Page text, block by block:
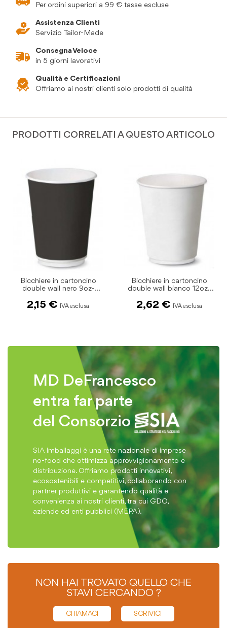
Per ordini superiori a 99 € tasse escluse
Assistenza Clienti
Servizio Tailor-Made
Consegna Veloce
in 5 giorni lavorativi
Qualità e Certificazioni
Offriamo ai nostri clienti solo prodotti di qualità
PRODOTTI CORRELATI A QUESTO ARTICOLO
Bicchiere in cartoncino
double wall bianco 12oz-
2,62 €
Bicchiere in cartoncino
double wall nero 12oz-
2,62 €
MD DeFrancesco
entra far parte
del Consorzio
SIA Imballaggi è una rete nazionale di imprese
no-food che ottimizza approvvigionamento e
distribuzione. Offriamo prodotti innovativi,
ecosostenibili e competitivi, collaborando con
partner produttivi e garantendo qualità e
convenienza ai nostri clienti, tra cui GDO,
aziende ed enti pubblici (MEPA).
NON HAI TROVATO QUELLO CHE
STAVI CERCANDO ?
CHIAMACI SCRIVICI